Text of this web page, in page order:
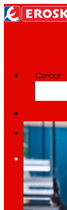
Cercar
Inici
Qui som